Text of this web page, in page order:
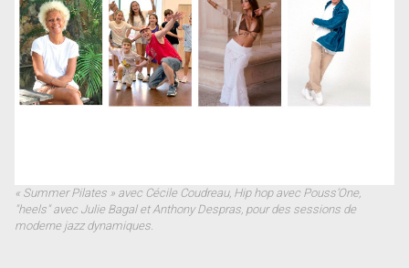
« Summer Pilates » avec Cécile Coudreau, Hip hop avec Pouss’One,
"heels" avec Julie Bagal et Anthony Despras, pour des sessions de
moderne jazz dynamiques.